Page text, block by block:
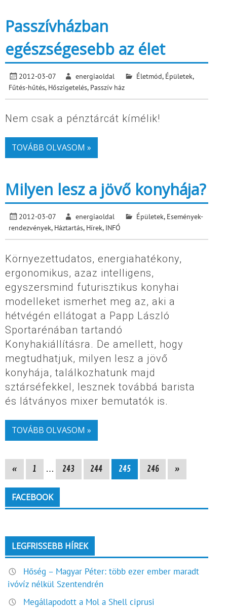
Passzívházban
egészségesebb az élet
2012-03-07 energiaoldal Életmód, Épületek,
Fűtés-hűtés, Hőszigetelés, Passzív ház
Nem csak a pénztárcát kímélik!
TOVÁBB OLVASOM »
Milyen lesz a jövő konyhája?
2012-03-07 energiaoldal Épületek, Események-
rendezvények, Háztartás, Hírek, INFÓ
Környezettudatos, energiahatékony,
ergonomikus, azaz intelligens,
egyszersmind futurisztikus konyhai
modelleket ismerhet meg az, aki a
hétvégén ellátogat a Papp László
Sportarénában tartandó
Konyhakiállításra. De amellett, hogy
megtudhatjuk, milyen lesz a jövő
konyhája, találkozhatunk majd
sztárséfekkel, lesznek továbbá barista
és látványos mixer bemutatók is.
TOVÁBB OLVASOM »
« 1 … 243 244 245 246 »
FACEBOOK
LEGFRISSEBB HÍREK
Hőség – Magyar Péter: több ezer ember maradt
ivóvíz nélkül Szentendrén
Megállapodott a Mol a Shell ciprusi